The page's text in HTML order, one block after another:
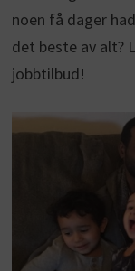
noen få dager
det beste av alt?
jobbtilbud!